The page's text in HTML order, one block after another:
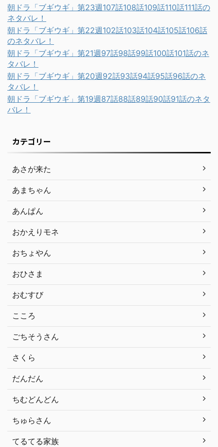
朝ドラ「ブギウギ」第23週107話108話109話110話111話の
ネタバレ！
朝ドラ「ブギウギ」第22週102話103話104話105話106話
のネタバレ！
朝ドラ「ブギウギ」第21週97話98話99話100話101話のネ
タバレ！
朝ドラ「ブギウギ」第20週92話93話94話95話96話のネ
タバレ！
朝ドラ「ブギウギ」第19週87話88話89話90話91話のネタ
バレ！
カテゴリー
あさが来た
あまちゃん
あんぱん
おかえりモネ
おちょやん
おひさま
おむすび
こころ
ごちそうさん
さくら
だんだん
ちむどんどん
ちゅらさん
てるてる家族